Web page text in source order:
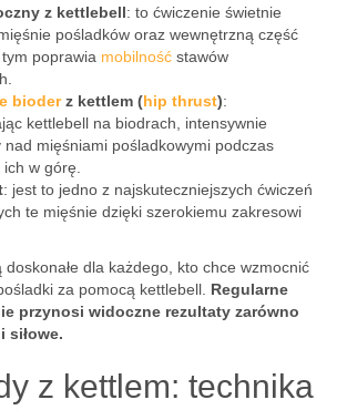
z kettlebell: to ćwiczenie świetnie
pośladków oraz wewnętrzną część
tym poprawia mobilność stawów
bioderz kettlem (hip thrust):
kettlebell na biodrach, intensywnie
nad mięśniami pośladkowymi podczas
w górę.
: jest to jedno z najskuteczniejszych ćwiczeń
te mięśnie dzięki szerokiemu zakresowi
doskonałe dla każdego, kto chce wzmocnić
za pomocą kettlebell. Regularne
przynosi widoczne rezultaty zarówno
siłowe.
z kettlem: technika